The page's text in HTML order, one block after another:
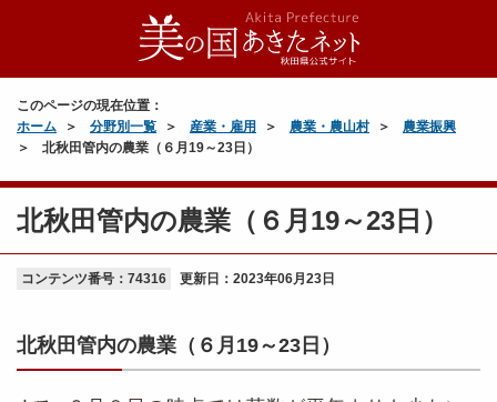
このページの現在位置：
ホーム
分野別一覧 産業・雇用 農業・農山村
農業振興
北秋田管内の農業（６月19～23日）
北秋田管内の農業（６月19～23日）
コンテンツ番号：74316 更新日： 2023年06月23日
北秋田管内の農業（６月19～23日）